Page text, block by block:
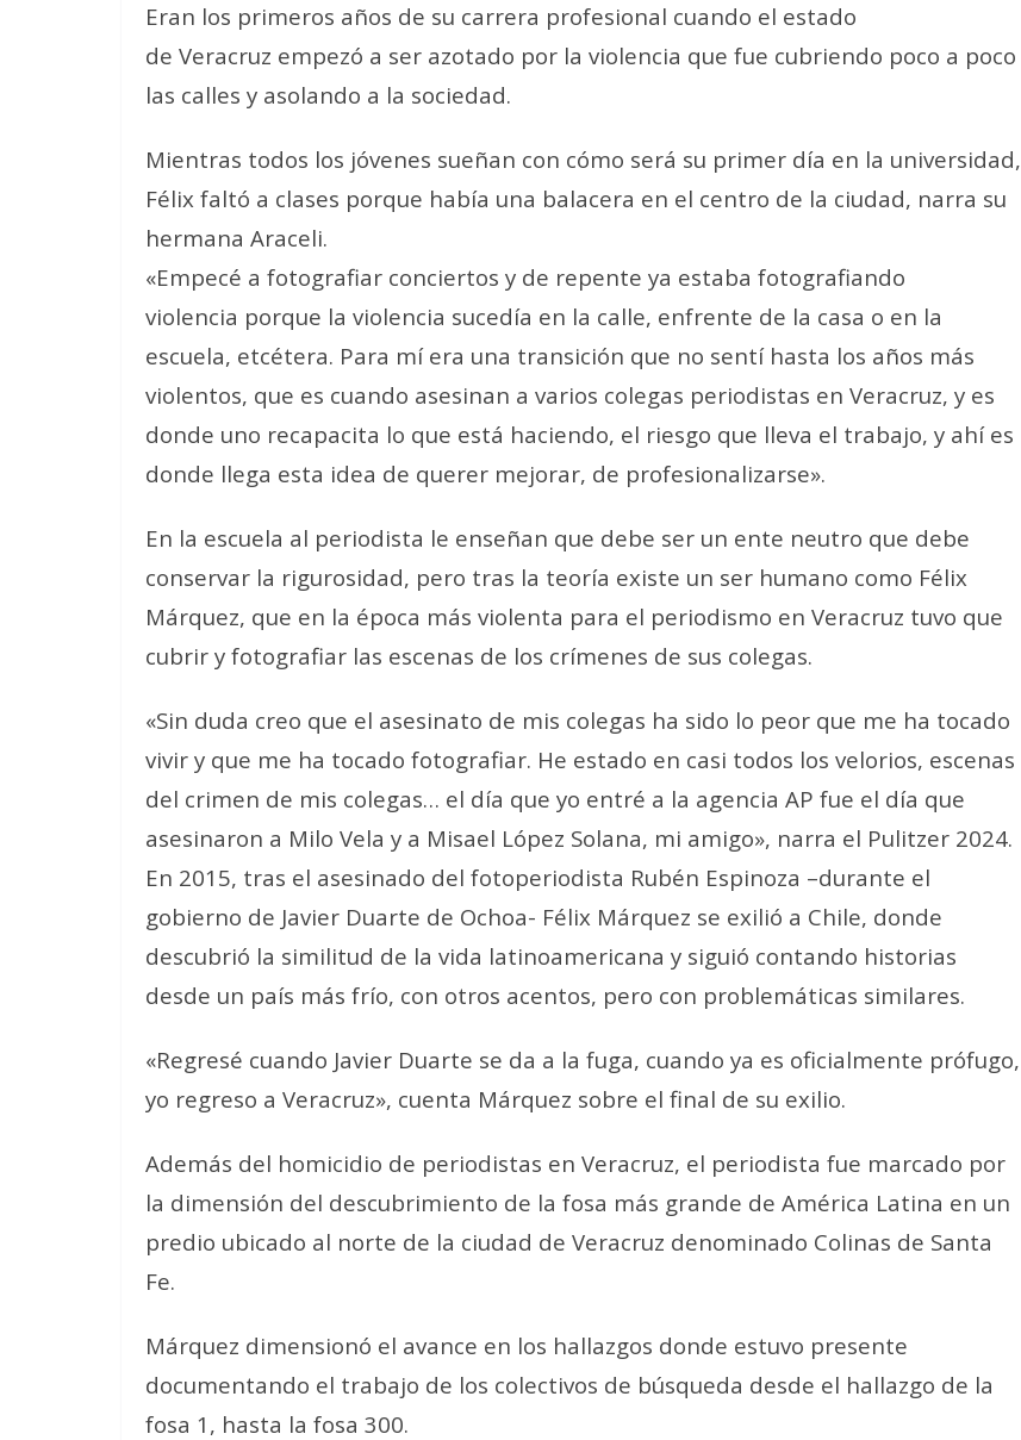
Eran los primeros años de su carrera profesional cuando el estado
de Veracruz empezó a ser azotado por la violencia que fue cubriendo poco a poco
las calles y asolando a la sociedad.
Mientras todos los jóvenes sueñan con cómo será su primer día en la universidad,
Félix faltó a clases porque había una balacera en el centro de la ciudad, narra su
hermana Araceli.
«Empecé a fotografiar conciertos y de repente ya estaba fotografiando
violencia porque la violencia sucedía en la calle, enfrente de la casa o en la
escuela, etcétera. Para mí era una transición que no sentí hasta los años más
violentos, que es cuando asesinan a varios colegas periodistas en Veracruz, y es
donde uno recapacita lo que está haciendo, el riesgo que lleva el trabajo, y ahí es
donde llega esta idea de querer mejorar, de profesionalizarse».
En la escuela al periodista le enseñan que debe ser un ente neutro que debe
conservar la rigurosidad, pero tras la teoría existe un ser humano como Félix
Márquez, que en la época más violenta para el periodismo en Veracruz tuvo que
cubrir y fotografiar las escenas de los crímenes de sus colegas.
«Sin duda creo que el asesinato de mis colegas ha sido lo peor que me ha tocado
vivir y que me ha tocado fotografiar. He estado en casi todos los velorios, escenas
del crimen de mis colegas… el día que yo entré a la agencia AP fue el día que
asesinaron a Milo Vela y a Misael López Solana, mi amigo», narra el Pulitzer 2024.
En 2015, tras el asesinado del fotoperiodista Rubén Espinoza –durante el
gobierno de Javier Duarte de Ochoa- Félix Márquez se exilió a Chile, donde
descubrió la similitud de la vida latinoamericana y siguió contando historias
desde un país más frío, con otros acentos, pero con problemáticas similares.
«Regresé cuando Javier Duarte se da a la fuga, cuando ya es oficialmente prófugo,
yo regreso a Veracruz», cuenta Márquez sobre el final de su exilio.
Además del homicidio de periodistas en Veracruz, el periodista fue marcado por
la dimensión del descubrimiento de la fosa más grande de América Latina en un
predio ubicado al norte de la ciudad de Veracruz denominado Colinas de Santa
Fe.
Márquez dimensionó el avance en los hallazgos donde estuvo presente
documentando el trabajo de los colectivos de búsqueda desde el hallazgo de la
fosa 1, hasta la fosa 300.